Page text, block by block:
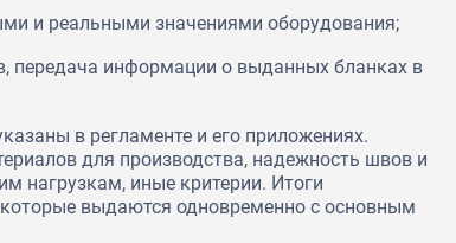
и реальными значениями оборудования;
передача информации о выданных бланках в
в регламенте и его приложениях.
для производства, надежность швов и
нагрузкам, иные критерии. Итоги
выдаются одновременно с основным